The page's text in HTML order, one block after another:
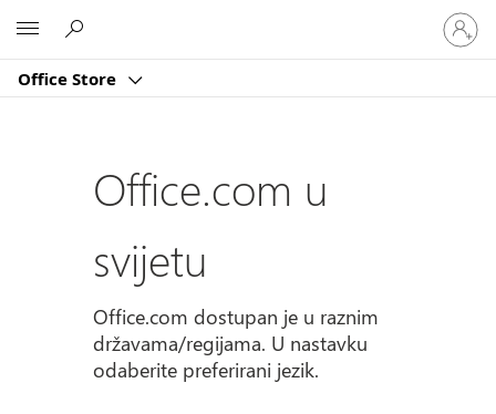
Office Store
Prijavite
se
u
račun
Office.com u
svijetu
Office.com dostupan je u raznim
državama/regijama. U nastavku
odaberite preferirani jezik.